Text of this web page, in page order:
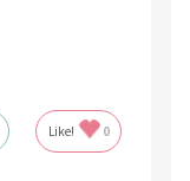
Like! 0